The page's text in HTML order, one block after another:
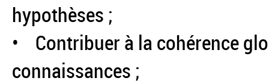
hypothèses ;
• Contribuer à la cohérence
connaissances ;